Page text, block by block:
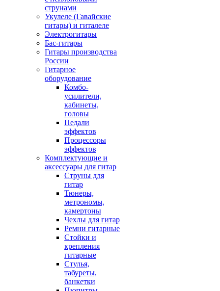
струнами
Укулеле (Гавайские
гитары) и гиталеле
Электрогитары
Бас-гитары
Гитары производства
России
Гитарное
оборудование
Комбо-
усилители,
кабинеты,
головы
Педали
эффектов
Процессоры
эффектов
Комплектующие и
аксессуары для гитар
Струны для
гитар
Тюнеры,
метрономы,
камертоны
Чехлы для гитар
Ремни гитарные
Стойки и
крепления
гитарные
Стулья,
табуреты,
банкетки